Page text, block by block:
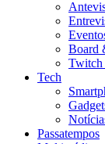
Board
Twitch
Tech
Passatempos